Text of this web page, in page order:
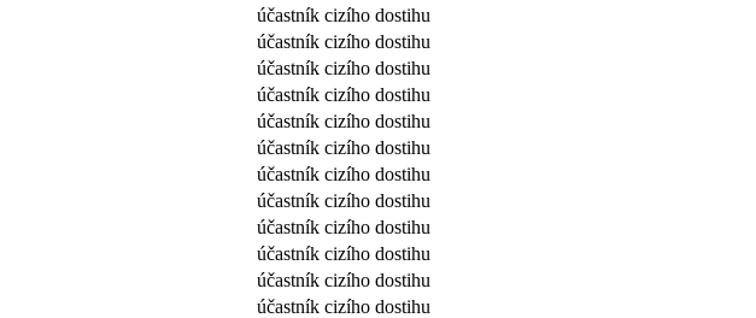
účastník cizího dostihu
účastník cizího dostihu
účastník cizího dostihu
účastník cizího dostihu
účastník cizího dostihu
účastník cizího dostihu
účastník cizího dostihu
účastník cizího dostihu
účastník cizího dostihu
účastník cizího dostihu
účastník cizího dostihu
účastník cizího dostihu